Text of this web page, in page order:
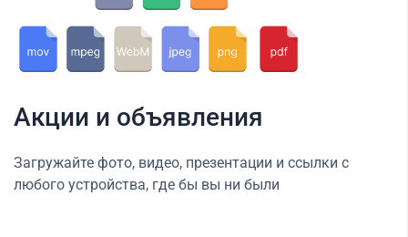
Акции и объявления
Загружайте фото, видео, презентации и ссылки с
любого устройства, где бы вы ни были